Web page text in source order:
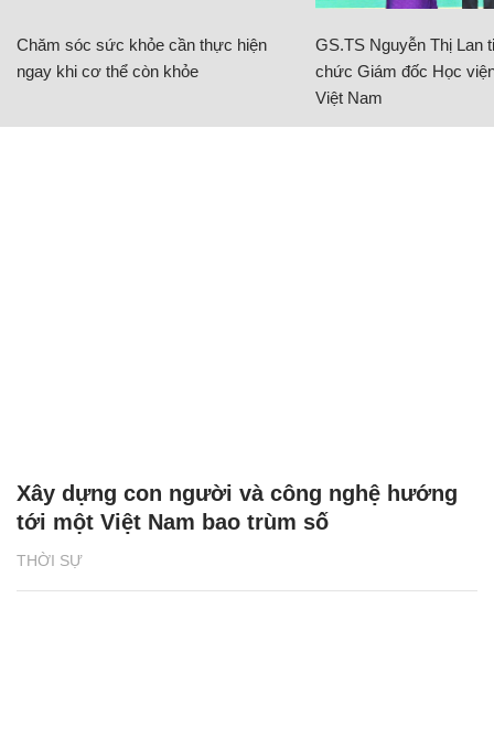
Chăm sóc sức khỏe cần thực hiện
ngay khi cơ thể còn khỏe
GS.TS Nguyễn Thị Lan
chức Giám đốc Học
Việt Nam
THỜI SỰ
Xây dựng con người và công nghệ hướng
tới một Việt Nam bao trùm số